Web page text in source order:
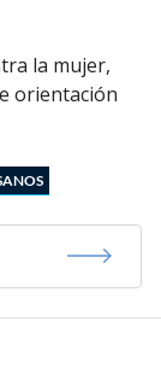
la mujer,
orientación